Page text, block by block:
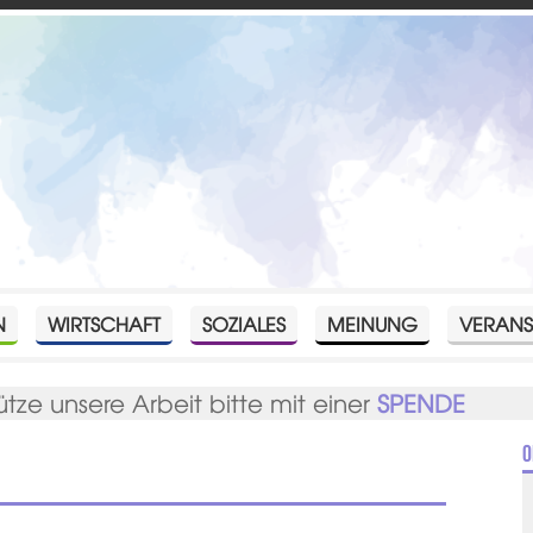
WIRTSCHAFT SOZIALES MEINUNG
unsere Arbeit bitte mit einerSPENDE